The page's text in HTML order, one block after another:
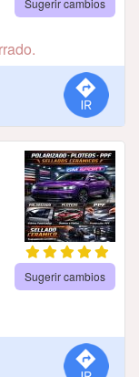
Sugerir cambios